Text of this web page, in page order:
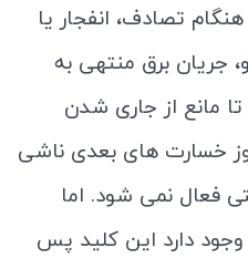
تصادف، انفجار یا
جریان برق منتهی به
مانع از جاری‌ شدن
خسارت‌ های بعدی ناشی
فعال نمی شود. اما
دارد این کلید پس